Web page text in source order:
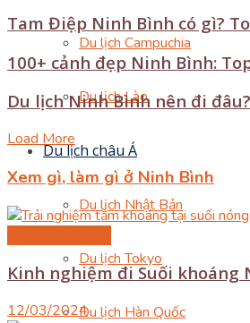
Du lịch Campuchia
Du lịch Lào
Du lịch châu Á
Du lịch Nhật Bản
Du lịch Tokyo
Du lịch Hàn Quốc
Tam Điệp Ninh Bình có gì?
100+ cảnh đẹp Ninh Bình:
Du lịch Ninh Bình nên đi
Load More
Xem gì, làm gì ở Ninh Bình
Kinh nghiệm đi Suối khoáng
12/03/2024